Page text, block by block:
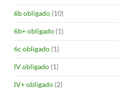
6b obligado (10)
6b+ obligado (1)
6c obligado (1)
IV obligado (1)
IV+ obligado (2)